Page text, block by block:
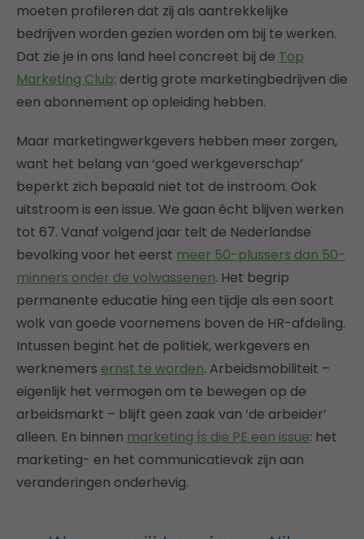
moeten profileren dat zij als aantrekkelijke
bedrijven worden gezien worden om bij te werken.
Dat zie je in ons land heel concreet bij de Top
Marketing Club: dertig grote marketingbedrijven die
een abonnement op opleiding hebben.
Maar marketingwerkgevers hebben meer zorgen,
want het belang van ‘goed werkgeverschap’
beperkt zich bepaald niet tot de instroom. Ook
uitstroom is een issue. We gaan écht blijven werken
tot 67. Vanaf volgend jaar telt de Nederlandse
bevolking voor het eerst meer 50-plussers dan 50-
minners onder de volwassenen. Het begrip
permanente educatie hing een tijdje als een soort
wolk van goede voornemens boven de HR-afdeling.
Intussen begint het de politiek, werkgevers en
werknemers ernst te worden. Arbeidsmobiliteit –
eigenlijk het vermogen om te bewegen op de
arbeidsmarkt – blijft geen zaak van ‘de arbeider’
alleen. En binnen marketing ís die PE een issue: het
marketing- en het communicatievak zijn aan
veranderingen onderhevig.